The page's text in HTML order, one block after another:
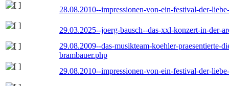
28.08.2010--impressionen-von-ein-festival-der-
29.03.2025--joerg-bausch--das-xxl-konzert-in-der-
29.08.2009--das-musikteam-koehler-praesentierte-
brambauer.php
29.08.2010--impressionen-von-ein-festival-der-